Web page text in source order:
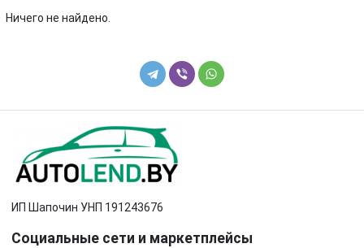
Ничего не найдено.
ИП Шапочин УНП 191243676
Социальные сети и маркетплейсы